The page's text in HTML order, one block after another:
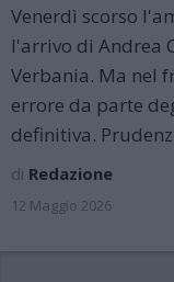
Venerdì scorso
l'arrivo di Andrea
Verbania. Ma nel
errore da parte
definitiva.
di Redazione
12 Maggio 2026